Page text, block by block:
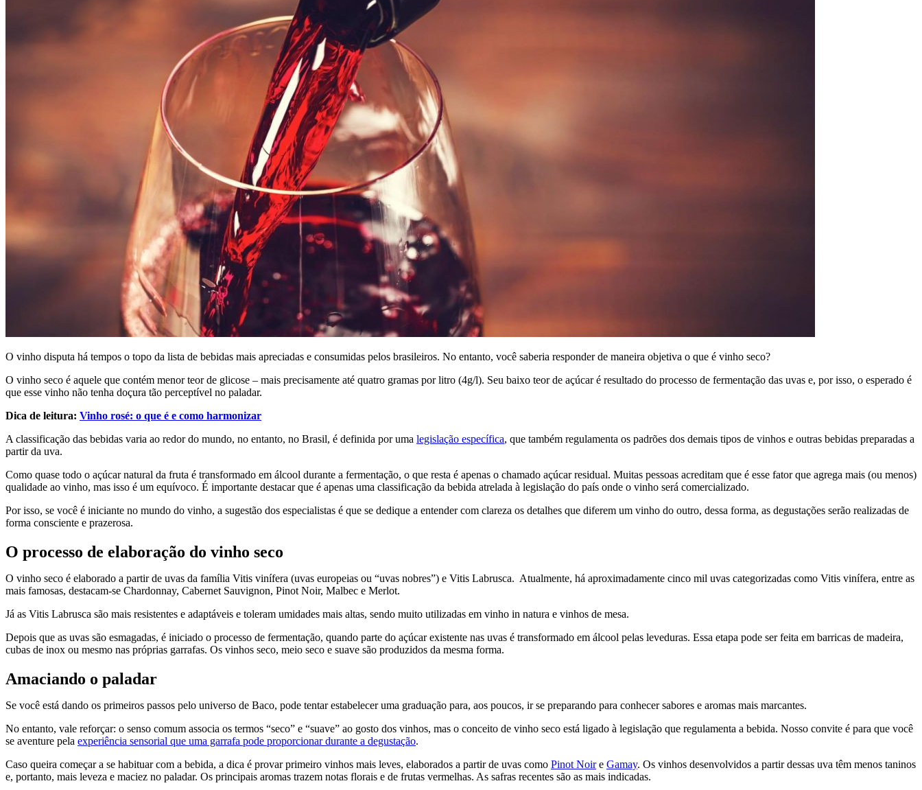
O vinho disputa há tempos o topo da lista de bebidas mais apreciadas e consumidas pelos brasileiros. No entanto, você saberia responder de maneira objetiva o que é vinho seco?
O vinho seco é aquele que contém menor teor de glicose – mais precisamente até quatro gramas por litro (4g/l). Seu baixo teor de açúcar é resultado do processo de fermentação das uvas e, por isso, o esperado é
que esse vinho não tenha doçura tão perceptível no paladar.
Dica de leitura: Vinho rosé: o que é e como harmonizar
A classificação das bebidas varia ao redor do mundo, no entanto, no Brasil, é definida por uma legislação específica, que também regulamenta os padrões dos demais tipos de vinhos e outras bebidas preparadas a
partir da uva.
Como quase todo o açúcar natural da fruta é transformado em álcool durante a fermentação, o que resta é apenas o chamado açúcar residual. Muitas pessoas acreditam que é esse fator que agrega mais (ou menos)
qualidade ao vinho, mas isso é um equívoco. É importante destacar que é apenas uma classificação da bebida atrelada à legislação do país onde o vinho será comercializado.
Por isso, se você é iniciante no mundo do vinho, a sugestão dos especialistas é que se dedique a entender com clareza os detalhes que diferem um vinho do outro, dessa forma, as degustações serão realizadas de
forma consciente e prazerosa.
O processo de elaboração do vinho seco
O vinho seco é elaborado a partir de uvas da família Vitis vinífera (uvas europeias ou “uvas nobres”) e Vitis Labrusca. Atualmente, há aproximadamente cinco mil uvas categorizadas como Vitis vinífera, entre as
mais famosas, destacam-se Chardonnay, Cabernet Sauvignon, Pinot Noir, Malbec e Merlot.
Já as Vitis Labrusca são mais resistentes e adaptáveis e toleram umidades mais altas, sendo muito utilizadas em vinho in natura e vinhos de mesa.
Depois que as uvas são esmagadas, é iniciado o processo de fermentação, quando parte do açúcar existente nas uvas é transformado em álcool pelas leveduras. Essa etapa pode ser feita em barricas de madeira,
cubas de inox ou mesmo nas próprias garrafas. Os vinhos seco, meio seco e suave são produzidos da mesma forma.
Amaciando o paladar
Se você está dando os primeiros passos pelo universo de Baco, pode tentar estabelecer uma graduação para, aos poucos, ir se preparando para conhecer sabores e aromas mais marcantes.
No entanto, vale reforçar: o senso comum associa os termos “seco” e “suave” ao gosto dos vinhos, mas o conceito de vinho seco está ligado à legislação que regulamenta a bebida. Nosso convite é para que você
se aventure pela experiência sensorial que uma garrafa pode proporcionar durante a degustação.
Caso queira começar a se habituar com a bebida, a dica é provar primeiro vinhos mais leves, elaborados a partir de uvas como Pinot Noire Gamay. Os vinhos desenvolvidos a partir dessas uva têm menos taninos
e, portanto, mais leveza e maciez no paladar. Os principais aromas trazem notas florais e de frutas vermelhas. As safras recentes são as mais indicadas.